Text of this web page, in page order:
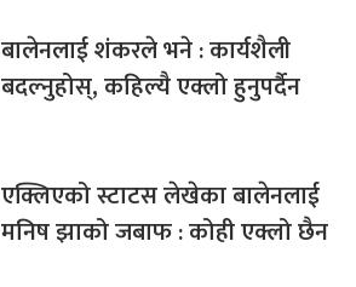
बालेनलाई शंकरले भने : कार्यशैली
बदल्नुहोस्, कहिल्यै एक्लो हुनुपर्दैन
एक्लिएको स्टाटस लेखेका बालेनलाई
मनिष झाको जबाफ : कोही एक्लो छैन